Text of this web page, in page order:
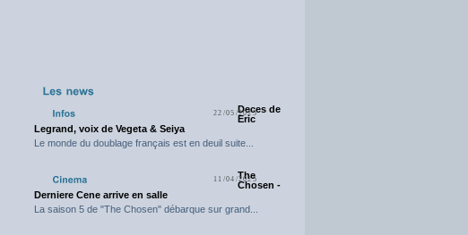
22/05/2025Deces de
Eric
Legrand, voix de Vegeta & Seiya
Le monde du doublage français est en deuil suite...
11/04/2025
The
Chosen -
Derniere Cene arrive en salle
La saison 5 de "The Chosen" débarque sur grand...